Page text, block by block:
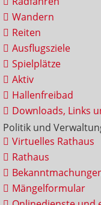
Wandern
Reiten
Ausflugsziele
Spielplätze
Aktiv
Hallenfreibad
Downloads, Links
Politik und
Virtuelles Rathaus
Rathaus
Mängelformular